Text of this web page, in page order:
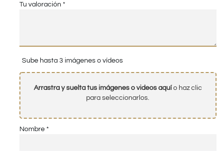
Tu valoración *
Sube hasta 3 imágenes o vídeos
Arrastra y suelta tus imágenes o videos aquío haz clic
para seleccionarlos.
Nombre *